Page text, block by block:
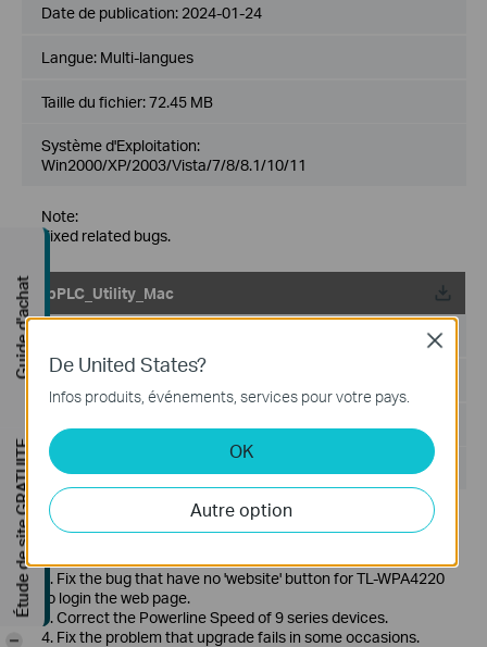
Date de publication: 2024-01-24
Langue: Multi-langues
Taille du fichier:72.45 MB
Système d'Exploitation:
Win2000/XP/2003/Vista/7/8/8.1/10/11
Note:
Fixed related bugs.
tpPLC_Utility_Mac
Taille du fichier:50.13 MB
Système d'Exploitation: MAC OS 10.7-10.12
Modifications and Bug Fixes:
Modifications and Bug Fixes
2. Fix the bug that have no 'website' button for TL-WPA4220
to login the web page.
3. Correct the Powerline Speed of 9 series devices.
4. Fix the problem that upgrade fails in some occasions.
De United States?
Infos produits, événements, services pour votre pays.
OK
Autre option
Close
Guide d'achat
Étude de site GRATUITE
-